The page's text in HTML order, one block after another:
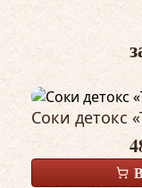
Соки детокс